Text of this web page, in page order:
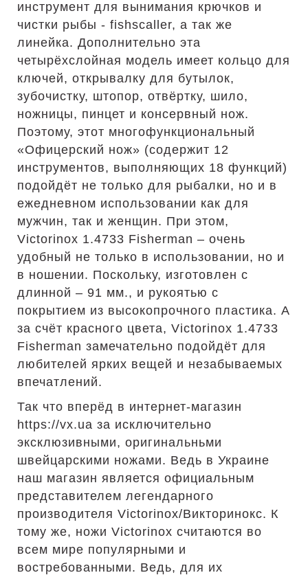
инструмент для вынимания крючков и
чистки рыбы - fishscaller, а так же
линейка. Дополнительно эта
четырёхслойная модель имеет кольцо для
ключей, открывалку для бутылок,
зубочистку, штопор, отвёртку, шило,
ножницы, пинцет и консервный нож.
Поэтому, этот многофункциональный
«Офицерский нож» (содержит 12
инструментов, выполняющих 18 функций)
подойдёт не только для рыбалки, но и в
ежедневном использовании как для
мужчин, так и женщин. При этом,
Victorinox 1.4733 Fisherman – очень
удобный не только в использовании, но и
в ношении. Поскольку, изготовлен с
длинной – 91 мм., и рукоятью с
покрытием из высокопрочного пластика. А
за счёт красного цвета, Victorinox 1.4733
Fisherman замечательно подойдёт для
любителей ярких вещей и незабываемых
впечатлений.
Так что вперёд в интернет-магазин
https://vx.ua за исключительно
эксклюзивными, оригинальньми
швейцарскими ножами. Ведь в Украине
наш магазин является официальным
представителем легендарного
производителя Victorinox/Викторинокс. К
тому же, ножи Victorinox считаются во
всем мире популярными и
востребованными. Ведь, для их